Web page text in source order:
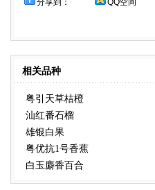
分享到： QQ空间
相关品种
粤引天草桔橙
汕红番石榴
雄银白果
粤优抗1号香蕉
白玉麝香百合